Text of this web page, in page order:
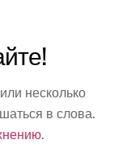
несколько
в слова.
.